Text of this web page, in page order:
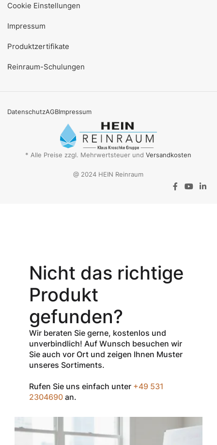
Cookie Einstellungen
Impressum
Produktzertifikate
Reinraum-Schulungen
DatenschutzAGBImpressum
* Alle Preise zzgl. Mehrwertsteuer undVersandkosten
@ 2024 HEIN Reinraum
Gutschein-Code
INSPEC30
erhalten Sie
% Rabattauf
den Netto-
Verkaufspreis
aller Produkte
der Marke
InSpec von
Zum Einlösen
geben Sie den
Warenkorb oder
an der Kasse
Nicht das richtige
Produkt
gefunden?
Wir beraten Sie gerne, kostenlos und
unverbindlich! Auf Wunsch besuchen wir
Sie auch vor Ort und zeigen Ihnen Muster
unseres Sortiments.
Rufen Sie uns einfach unter +49 531
2304690 an.